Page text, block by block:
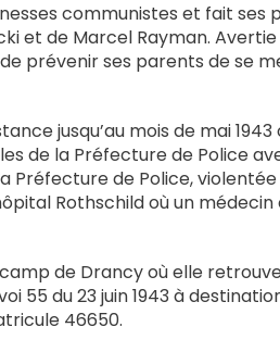
communistes et fait ses
et de Marcel Rayman.
prévenir ses parents de se
jusqu’au mois de mai
de la Préfecture de Police
de Police, violentée
Rothschild où un
de Drancy où elle
55 du 23 juin 1943 à
46650.